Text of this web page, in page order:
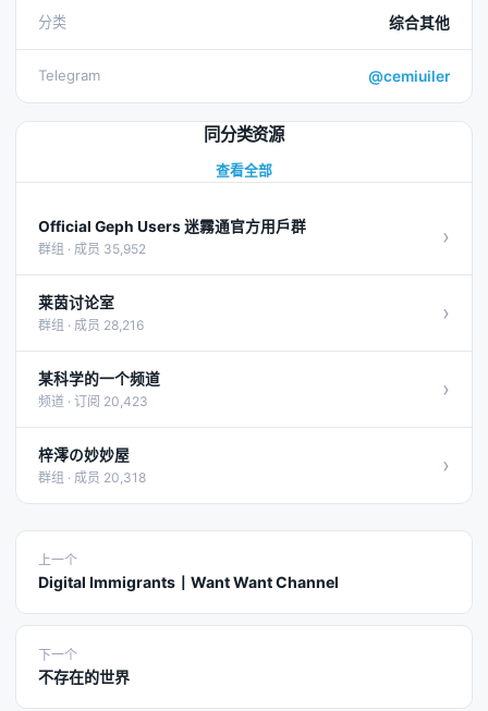
分类 综合其他
Telegram @cemiuiler
同分类资源
查看全部
Official Geph Users 迷霧通官方用戶群
群组 · 成员 35,952 ›
莱茵讨论室
群组 · 成员 28,216 ›
某科学的一个频道
频道 · 订阅 20,423 ›
梓澪の妙妙屋
群组 · 成员 20,318 ›
上一个
Digital Immigrants丨Want Want Channel
下一个
不存在的世界